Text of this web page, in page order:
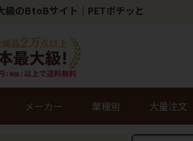
級のBtoBサイト｜PETポチッと
メーカー 業種別 大量注文